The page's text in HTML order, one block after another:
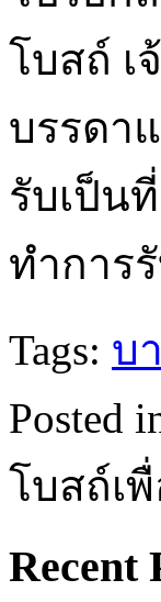
โบสถ์ เ
บรรดา
รับเป็น
ทำการ
Tags: บ
Posted
โบสถ์เ
Recent